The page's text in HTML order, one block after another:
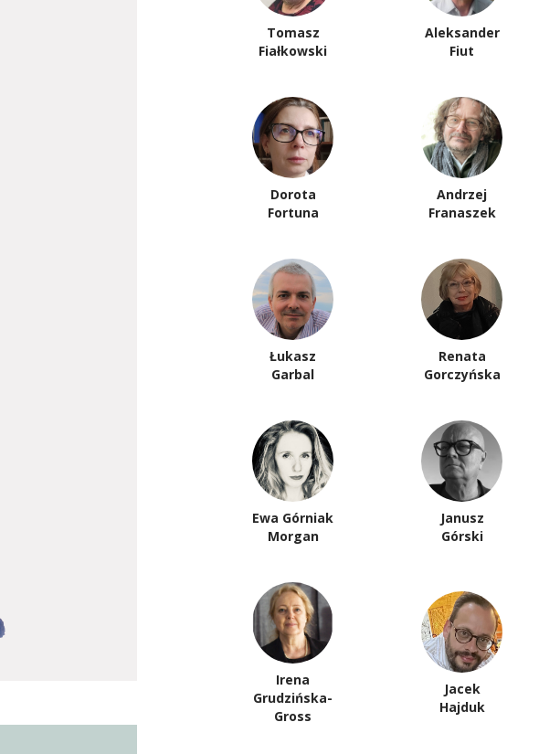
Tomasz
Fiałkowski
Aleksander
Fiut
Dorota
Fortuna
Andrzej
Franaszek
Łukasz
Garbal
Renata
Gorczyńska
Ewa Górniak
Morgan
Janusz
Górski
Irena
Grudzińska-
Gross
Jacek
Hajduk